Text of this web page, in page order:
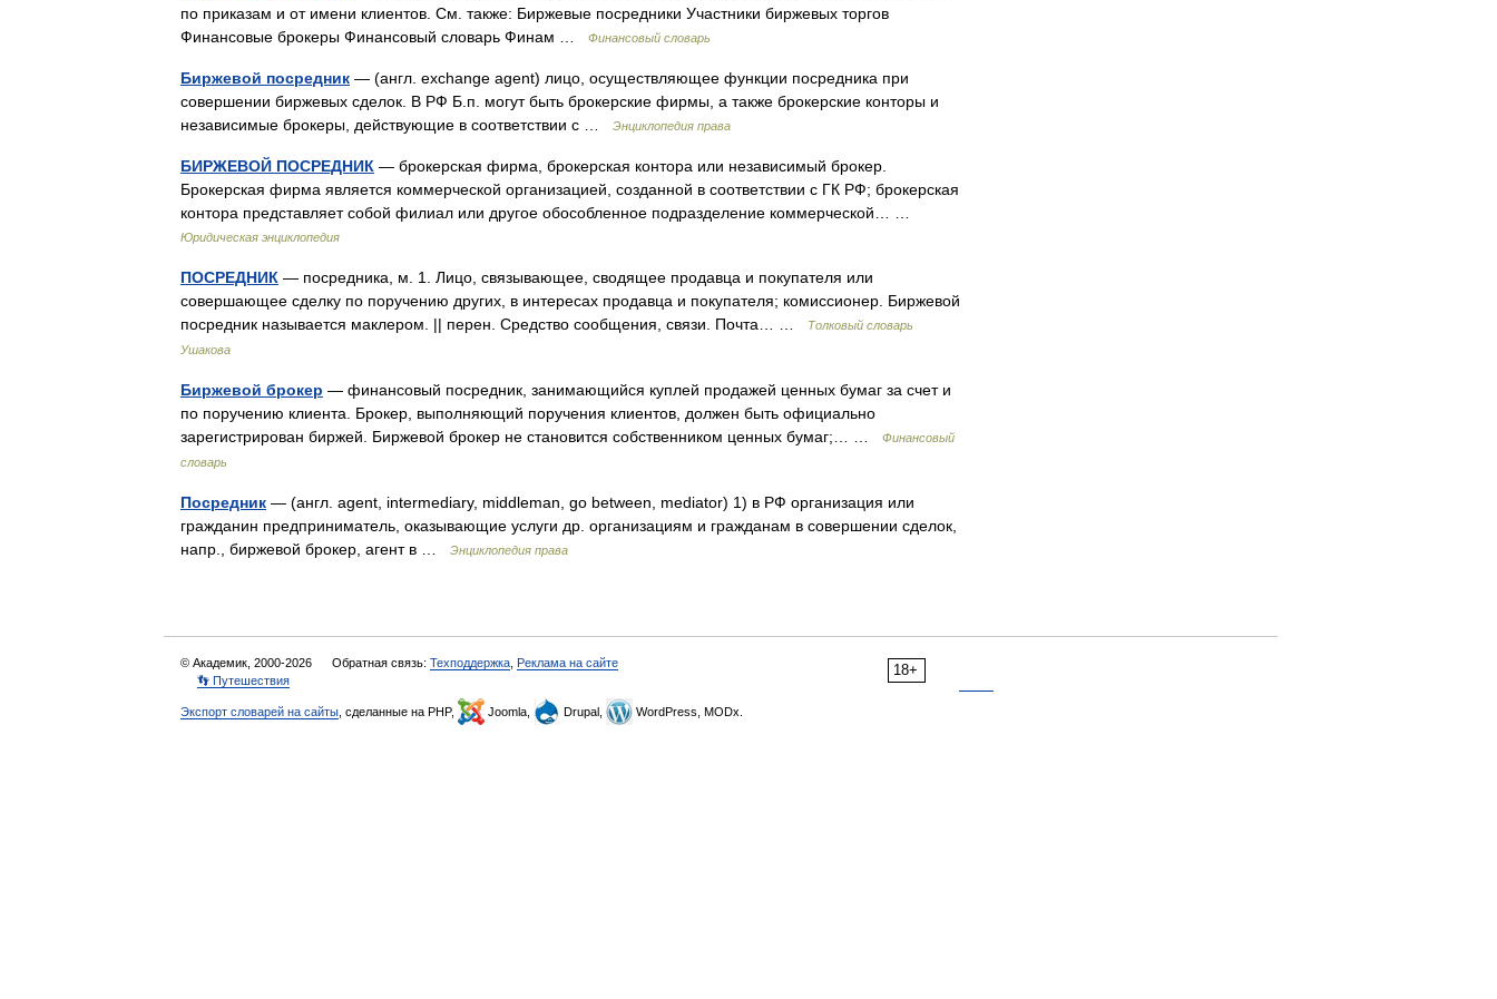
по приказам и от имени клиентов. См. также: Биржевые посредники Участники биржевых торгов
Финансовые брокеры Финансовый словарь Финам …
Финансовый словарь
Биржевой посредник — (англ. exchange agent) лицо, осуществляющее функции посредника при
совершении биржевых сделок. В РФ Б.п. могут быть брокерские фирмы, а также брокерские конторы и
независимые брокеры, действующие в соответствии с …
Энциклопедия права
БИРЖЕВОЙ ПОСРЕДНИК — брокерская фирма, брокерская контора или независимый брокер.
Брокерская фирма является коммерческой организацией, созданной в соответствии с ГК РФ; брокерская
контора представляет собой филиал или другое обособленное подразделение коммерческой… …
Юридическая энциклопедия
ПОСРЕДНИК — посредника, м. 1. Лицо, связывающее, сводящее продавца и покупателя или
совершающее сделку по поручению других, в интересах продавца и покупателя; комиссионер. Биржевой
посредник называется маклером. || перен. Средство сообщения, связи. Почта… …
Толковый словарь
Ушакова
Биржевой брокер — финансовый посредник, занимающийся куплей продажей ценных бумаг за счет и
по поручению клиента. Брокер, выполняющий поручения клиентов, должен быть официально
зарегистрирован биржей. Биржевой брокер не становится собственником ценных бумаг;… …
Финансовый
словарь
Посредник — (англ. agent, intermediary, middleman, go between, mediator) 1) в РФ организация или
гражданин предприниматель, оказывающие услуги др. организациям и гражданам в совершении сделок,
напр., биржевой брокер, агент в …
Энциклопедия права
18+
© Академик, 2000-2026 Обратная связь: Техподдержка Реклама на сайте
👣 Путешествия
Экспорт словарей на сайты , сделанные на PHP, Joomla, Drupal, WordPress, MODx.